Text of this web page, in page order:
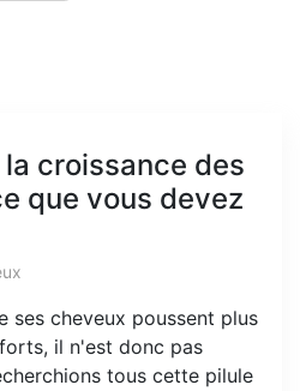
croissance des
que vous devez
ses cheveux poussent plus
il n'est donc pas
tous cette pilule